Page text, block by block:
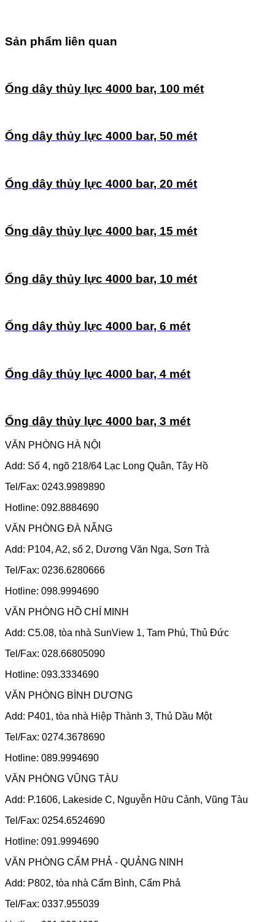
Sản phẩm liên quan
Ống dây thủy lực 4000 bar, 100 mét
Ống dây thủy lực 4000 bar, 50 mét
Ống dây thủy lực 4000 bar, 20 mét
Ống dây thủy lực 4000 bar, 15 mét
Ống dây thủy lực 4000 bar, 10 mét
Ống dây thủy lực 4000 bar, 6 mét
Ống dây thủy lực 4000 bar, 4 mét
Ống dây thủy lực 4000 bar, 3 mét
VĂN PHÒNG HÀ NỘI
Add: Số 4, ngõ 218/64 Lạc Long Quân, Tây Hồ
Tel/Fax: 0243.9989890
Hotline: 092.8884690
VĂN PHÒNG ĐÀ NẴNG
Add: P104, A2, số 2, Dương Văn Nga, Sơn Trà
Tel/Fax: 0236.6280666
Hotline: 098.9994690
VĂN PHÒNG HỒ CHÍ MINH
Add: C5.08, tòa nhà SunView 1, Tam Phú, Thủ Đức
Tel/Fax: 028.66805090
Hotline: 093.3334690
VĂN PHÒNG BÌNH DƯƠNG
Add: P401, tòa nhà Hiệp Thành 3, Thủ Dầu Một
Tel/Fax: 0274.3678690
Hotline: 089.9994690
VĂN PHÒNG VŨNG TÀU
Add: P.1606, Lakeside C, Nguyễn Hữu Cảnh, Vũng Tàu
Tel/Fax: 0254.6524690
Hotline: 091.9994690
VĂN PHÒNG CẨM PHẢ - QUẢNG NINH
Add: P802, tòa nhà Cẩm Bình, Cẩm Phả
Tel/Fax: 0337.955039